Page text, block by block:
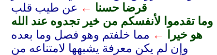
قرضا حسنا ← عن طيب قلب
وما تقدموا لأنفسكم من خير تجدوه عند الله
هو خيرا
← مما خلفتم وهو فصل وما بعده
وإن لم يكن معرفة يشبهها لامتناعه من